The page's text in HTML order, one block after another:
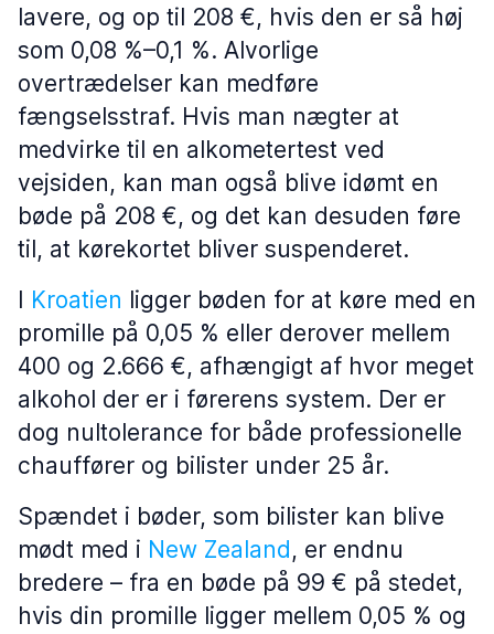
lavere, og op til 208 €, hvis den er så høj
som 0,08 %–0,1 %. Alvorlige
overtrædelser kan medføre
fængselsstraf. Hvis man nægter at
medvirke til en alkometertest ved
vejsiden, kan man også blive idømt en
bøde på 208 €, og det kan desuden føre
til, at kørekortet bliver suspenderet.
I Kroatien ligger bøden for at køre med en
promille på 0,05 % eller derover mellem
400 og 2.666 €, afhængigt af hvor meget
alkohol der er i førerens system. Der er
dog nultolerance for både professionelle
chauffører og bilister under 25 år.
Spændet i bøder, som bilister kan blive
mødt med i New Zealand, er endnu
bredere – fra en bøde på 99 € på stedet,
hvis din promille ligger mellem 0,05 % og